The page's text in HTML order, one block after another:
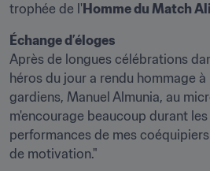
trophée de l' Homme du Match
Échange d’éloges
Après de longues célébrations
héros du jour a rendu hommage
gardiens, Manuel Almunia, au
m'encourage beaucoup durant
performances de mes
de motivation."